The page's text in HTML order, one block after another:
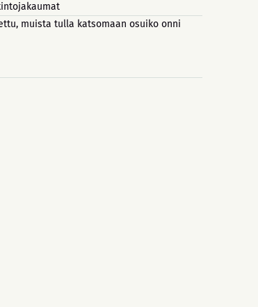
muista tulla katsomaan osuiko onni